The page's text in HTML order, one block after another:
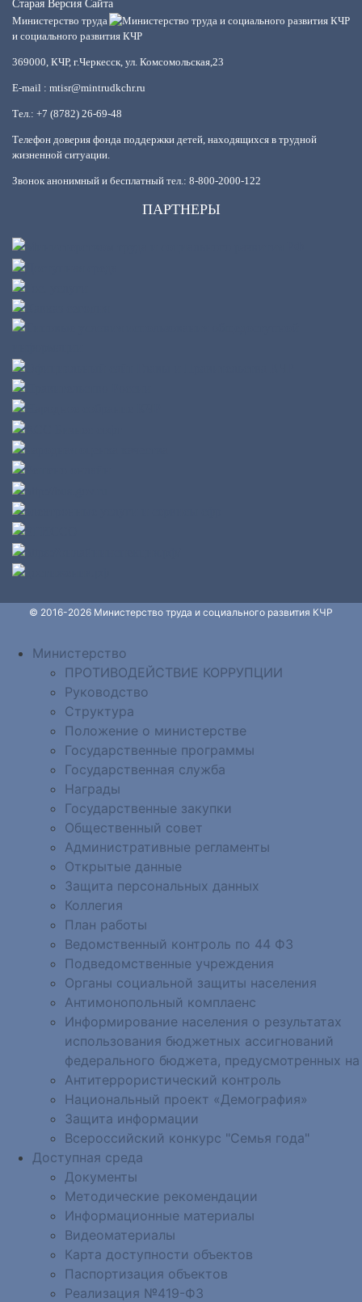
Старая Версия Сайта
Министерство труда
и социального развития КЧР
369000, КЧР, г.Черкесск, ул. Комсомольская,23
E-mail : mtisr@mintrudkchr.ru
Тел.: +7 (8782) 26-69-48
Телефон доверия фонда поддержки детей, находящихся в трудной
жизненной ситуации.
Звонок анонимный и бесплатный тел.: 8-800-2000-122
ПАРТНЕРЫ
© 2016-2026 Министерство труда и социального развития КЧР
Министерство
ПРОТИВОДЕЙСТВИЕ КОРРУПЦИИ
Руководство
Структура
Положение о министерстве
Государственные программы
Государственная служба
Награды
Государственные закупки
Общественный совет
Административные регламенты
Открытые данные
Защита персональных данных
Коллегия
План работы
Ведомственный контроль по 44 ФЗ
Подведомственные учреждения
Органы социальной защиты населения
Антимонопольный комплаенс
Информирование населения о результатах
использования бюджетных ассигнований
федерального бюджета, предусмотренных на
Антитеррористический контроль
Национальный проект «Демография»
Защита информации
Всероссийский конкурс "Семья года"
Доступная среда
Документы
Методические рекомендации
Информационные материалы
Видеоматериалы
Карта доступности объектов
Паспортизация объектов
Реализация №419-ФЗ